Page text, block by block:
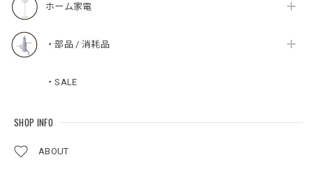
ホーム家電
・部品 / 消耗品
・SALE
SHOP INFO
ABOUT